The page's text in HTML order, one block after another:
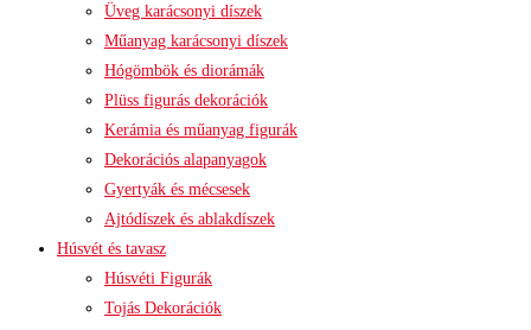
Üveg karácsonyi díszek
Műanyag karácsonyi díszek
Hógömbök és diorámák
Plüss figurás dekorációk
Kerámia és műanyag figurák
Dekorációs alapanyagok
Gyertyák és mécsesek
Ajtódíszek és ablakdíszek
Húsvét és tavasz
Húsvéti Figurák
Tojás Dekorációk